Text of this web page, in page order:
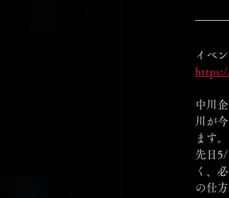
イベ
中川
川が
ます。
先日
く、
の仕